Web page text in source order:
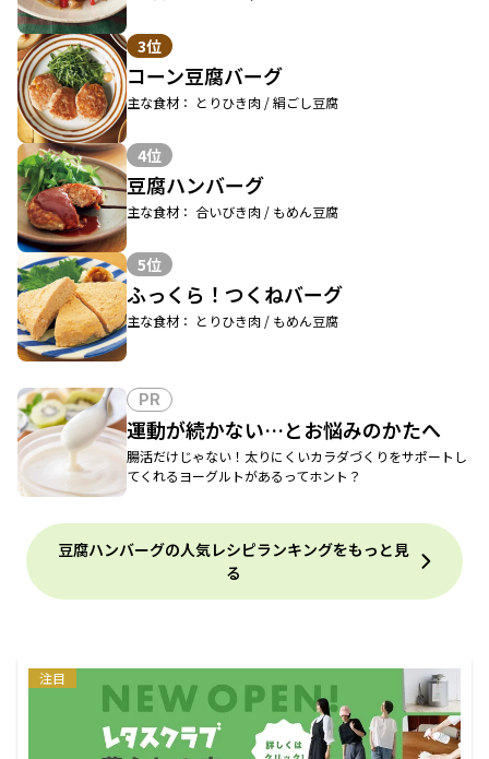
3位
コーン豆腐バーグ
主な食材： とりひき肉 / 絹ごし豆腐
4位
豆腐ハンバーグ
主な食材： 合いびき肉 / もめん豆腐
5位
ふっくら！つくねバーグ
主な食材： とりひき肉 / もめん豆腐
PR
運動が続かない…とお悩みのかたへ
腸活だけじゃない！太りにくいカラダづくりをサポートし
てくれるヨーグルトがあるってホント？
豆腐ハンバーグの人気レシピランキングをもっと見
る
注目